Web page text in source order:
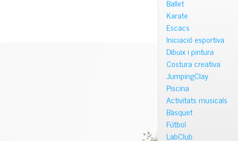
Ballet
Karate
Escacs
Iniciació esportiva
Dibuix i pintura
Costura creativa
JumpingClay
Piscina
Activitats musicals
Bàsquet
Fútbol
LabClub